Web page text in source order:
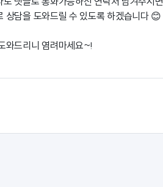
상담을 도와드릴 수 있도록 하겠습니다 😊
와드리니 염려마세요~!